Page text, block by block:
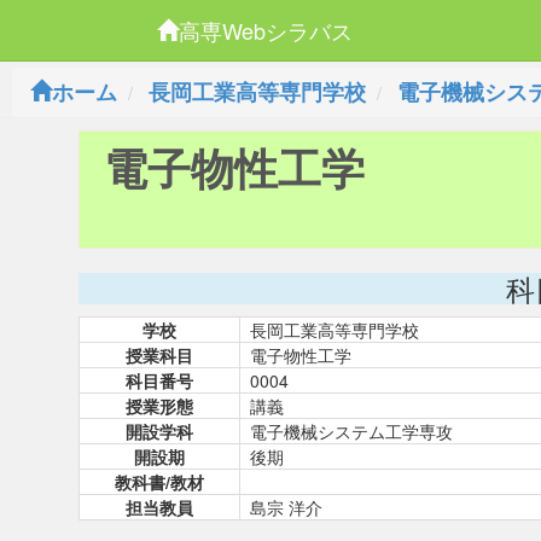
高専Webシラバス
ホーム
長岡工業高等専門学校 電子機械シス
電子物性工学
学校
長岡工業高等専門学校
授業科目
電子物性工学
科目番号
0004
授業形態
講義
開設学科
電子機械システム工学専攻
開設期
後期
教科書/教材
担当教員
島宗 洋介